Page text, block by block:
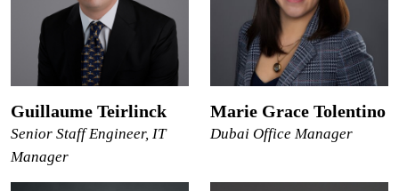
Guillaume Teirlinck
Senior Staff Engineer, IT
Manager
Marie Grace Tolentino
Dubai Office Manager